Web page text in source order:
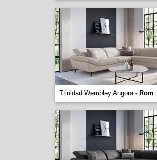
Trinidad Wembley Angora - Rom